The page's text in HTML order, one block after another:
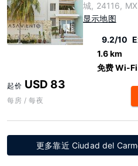
城, 24116, MX
显示地图
9.2/10
1.6 km
免费 Wi-Fi
起价 USD 83
每房 / 每夜
更多靠近 Ciudad del